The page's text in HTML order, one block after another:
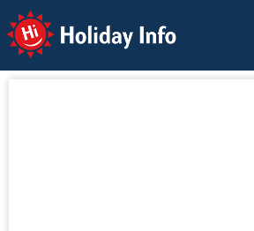
Holiday Info